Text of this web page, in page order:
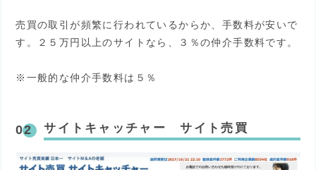
売買の取引が頻繁に行われているからか、手数料が安いで
す。２５万円以上のサイトなら、３％の仲介手数料です。
※一般的な仲介手数料は５％
サイトキャッチャー サイト売買